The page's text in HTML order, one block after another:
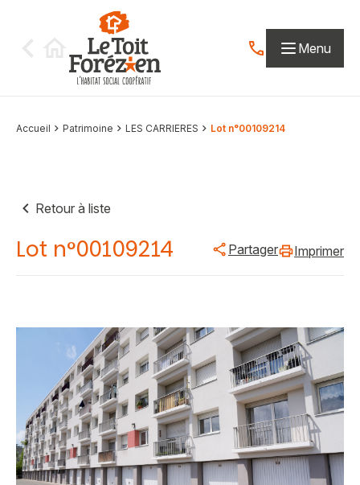
Contactez-nous
Menu
Accueil Patrimoine LES CARRIERES Lot n°00109214
Retour à liste
Lot n°00109214 Partager Imprimer